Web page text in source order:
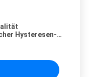
Hysteresen-